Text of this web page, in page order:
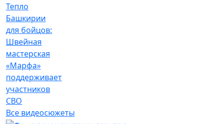
Тепло
Башкирии
для бойцов:
Швейная
мастерская
«Марфа»
поддерживает
участников
СВО
Все видеосюжеты